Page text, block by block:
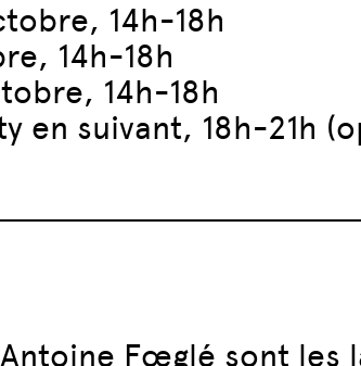
14h-18h
14h-18h
14h-18h
en suivant, 18h-21h
Fœglé sont les